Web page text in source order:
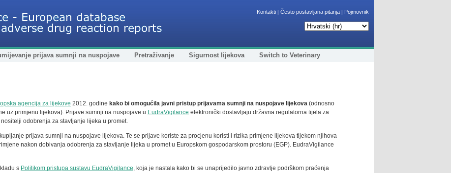
Kontakti | Često postavljana pitanja | Pojmovnik
prijava sumnji na nuspojave Pretraživanje Sigurnost lijekova Switch to Veterinary
agencija za lijekove 2012. godine kako bi omogućila javni pristup prijavama sumnji na nuspojave lijekova (odnosno
uz primjenu lijekova). Prijave sumnji na nuspojave u EudraVigilance elektronički dostavljaju državna regulatorna tijela za
odobrenja za stavljanje lijeka u promet.
prijava sumnji na nuspojave lijekova. Te se prijave koriste za procjenu koristi i rizika primjene lijekova tijekom njihova
nakon dobivanja odobrenja za stavljanje lijeka u promet u Europskom gospodarskom prostoru (EGP). EudraVigilance
s Politikom pristupa sustavu EudraVigilance, koja je nastala kako bi se unaprijedilo javno zdravlje podrškom praćenja